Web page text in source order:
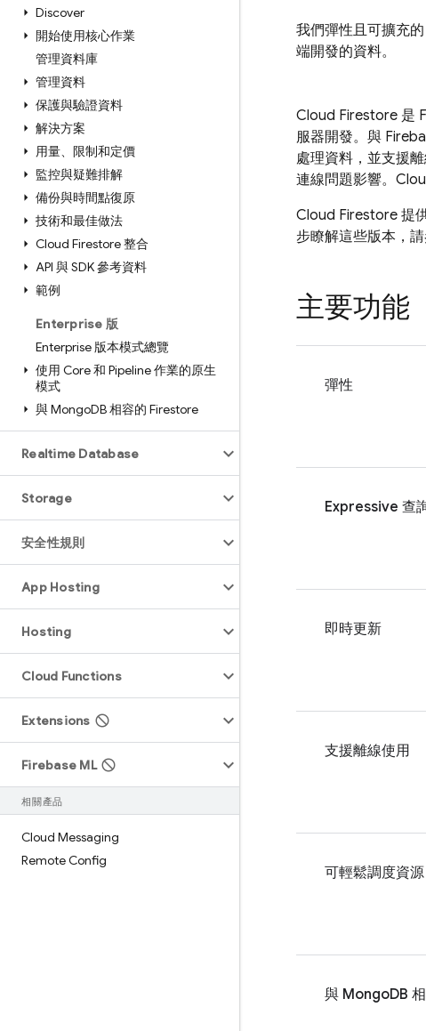
Discover
開始使用核心作業
管理資料庫
管理資料
保護與驗證資料
解決方案
用量、限制和定價
監控與疑難排解
備份與時間點復原
技術和最佳做法
Cloud Firestore 整合
API 與 SDK 參考資料
範例
Enterprise 版
Enterprise 版本模式總覽
使用 Core 和 Pipeline 作業的原生
模式
與 MongoDB 相容的 Firestore
Realtime Database
Storage
安全性規則
App Hosting
Hosting
Cloud Functions
Extensions
Firebase ML
相關產品
Cloud Messaging
Remote Config
我們彈性且可擴充
端開發的資料。
Cloud Firestore 是
服器開發。與
處理資料，並支援
連線問題影響。
Cloud Firestore 提
步瞭解這些版本，
主要功能
彈性
Expressive 查
即時更新
支援離線使用
可輕鬆調度資源
與 MongoDB